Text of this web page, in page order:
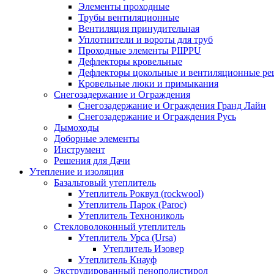
Элементы проходные
Трубы вентиляционные
Вентиляция принудительная
Уплотнители и вороты для труб
Проходные элементы PIIPPU
Дефлекторы кровельные
Дефлекторы цокольные и вентиляционные
Кровельные люки и примыкания
Снегозадержание и Ограждения
Снегозадержание и Ограждения Гранд Лайн
Снегозадержание и Ограждения Русь
Дымоходы
Доборные элементы
Инструмент
Решения для Дачи
Утепление и изоляция
Базальтовый утеплитель
Утеплитель Роквул (rockwool)
Утеплитель Парок (Paroc)
Утеплитель Технониколь
Стекловолоконный утеплитель
Утеплитель Урса (Ursa)
Утеплитель Изовер
Утеплитель Кнауф
Экструдированный пенополистирол